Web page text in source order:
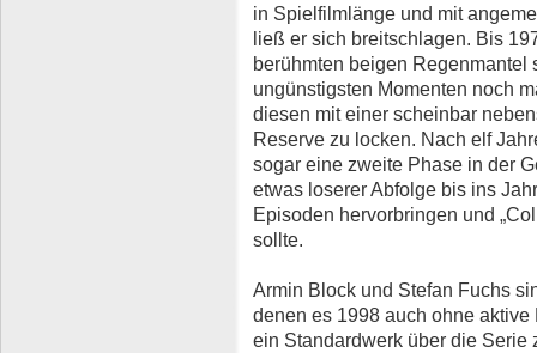
in Spielfilmlänge und mit
ließ er sich breitschlagen. Bis
berühmten beigen
ungünstigsten Momenten noch
diesen mit einer scheinbar
Reserve zu locken. Nach elf
sogar eine zweite Phase in der
etwas loserer Abfolge bis ins
Episoden hervorbringen und
sollte.
Armin Block und Stefan Fuchs
denen es 1998 auch ohne
ein Standardwerk über die Serie